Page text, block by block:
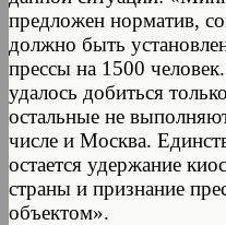
предложен норматив,
должно быть
прессы на 1500
удалось добиться
остальные не
числе и Москва.
остается удержание
страны и признание
объектом».